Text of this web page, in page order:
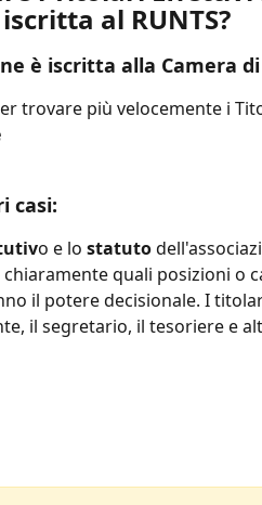
al RUNTS?
è iscritta alla Camera
trovare più velocemente i
casi:
o e lo statuto
quali posizioni o
il potere decisionale. I
il segretario, il tesoriere e